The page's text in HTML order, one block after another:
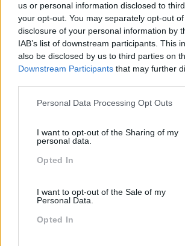
us or personal information disclosed to
your opt-out. You may separately opt-out
disclosure of your personal information by
IAB’s list of downstream participants. This
also be disclosed by us to third parties on
Downstream Participants that may further
Please note that this website/app uses one
not limited to your visit or usage behaviour.
grant or deny consent to Google and its
use your data for below specified purposes
Personal Data Processing Opt Outs
I want to opt-out of the Sharing of my
personal data.
Opted In
I want to opt-out of the Sale of my
Personal Data.
Opted In
ESTAS SÃO AS COMPETÊNCIAS MAIS
PELAS EMPRESAS EM 2018,
O LinkedIn analisou milhares de
mais de 500 milhões de perfis na sua
perceber quais as competências mais
empresas de todo o mundo. De acordo
LEIA MAIS